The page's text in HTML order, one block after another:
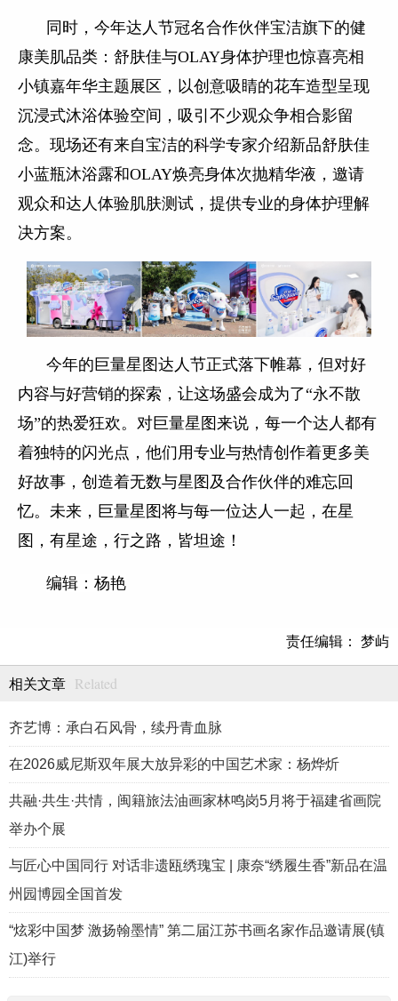
同时，今年达人节冠名合作伙伴宝洁旗下的健
康美肌品类：舒肤佳与OLAY身体护理也惊喜亮相
小镇嘉年华主题展区，以创意吸睛的花车造型呈现
沉浸式沐浴体验空间，吸引不少观众争相合影留
念。现场还有来自宝洁的科学专家介绍新品舒肤佳
小蓝瓶沐浴露和OLAY焕亮身体次抛精华液，邀请
观众和达人体验肌肤测试，提供专业的身体护理解
决方案。
今年的巨量星图达人节正式落下帷幕，但对好
内容与好营销的探索，让这场盛会成为了“永不散
场”的热爱狂欢。对巨量星图来说，每一个达人都有
着独特的闪光点，他们用专业与热情创作着更多美
好故事，创造着无数与星图及合作伙伴的难忘回
忆。未来，巨量星图将与每一位达人一起，在星
图，有星途，行之路，皆坦途！
编辑：杨艳
责任编辑： 梦屿
相关文章 Related
齐艺博：承白石风骨，续丹青血脉
在2026威尼斯双年展大放异彩的中国艺术家：杨烨炘
共融·共生·共情，闽籍旅法油画家林鸣岗5月将于福建省画院
举办个展
与匠心中国同行 对话非遗瓯绣瑰宝 | 康奈“绣履生香”新品在温
州园博园全国首发
“炫彩中国梦 激扬翰墨情” 第二届江苏书画名家作品邀请展(镇
江)举行